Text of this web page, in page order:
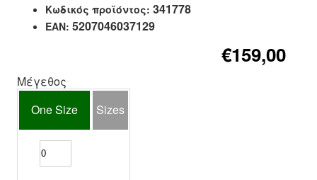
Κωδικός προϊόντος: 341778
EAN: 5207046037129
€159,00
Μέγεθος
One Size
Sizes